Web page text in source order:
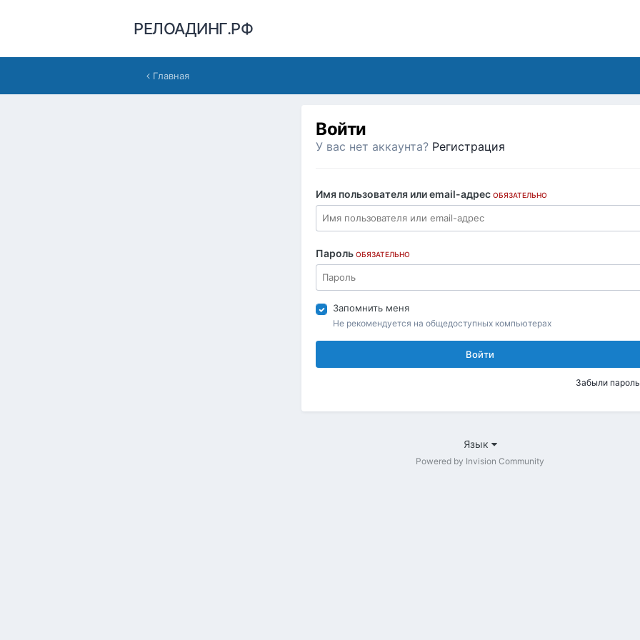
РЕЛОАДИНГ.РФ
Главная
Войти
У вас нет аккаунта? Регистрация
Имя пользователя или email-адрес ОБЯЗАТЕЛЬНО
Пароль ОБЯЗАТЕЛЬНО
Запомнить меня
Не рекомендуется на общедоступных компьютерах
Войти
Забыли
Язык
Powered by Invision Community